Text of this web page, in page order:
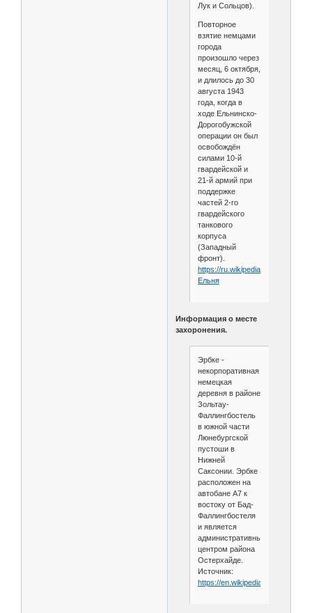
Лук и Сольцов).
Повторное
взятие немцами
города
произошло через
месяц, 6 октября,
и длилось до 30
августа 1943
года, когда в
ходе Ельнинско-
Дорогобужской
операции он был
освобождён
силами 10-й
гвардейской и
21-й армий при
поддержке
частей 2-го
гвардейского
танкового
корпуса
(Западный
фронт).
https://ru.wikipedia.org/wiki/
Ельня
Информация о месте
захоронения.
Эрбке -
некорпоративная
немецкая
деревня в районе
Зольтау-
Фаллингбостель
в южной части
Люнебургской
пустоши в
Нижней
Саксонии. Эрбке
расположен на
автобане A7 к
востоку от Бад-
Фаллингбостеля
и является
административным
центром района
Остерхайде.
Источник:
https://en.wikipedia.org/wiki/